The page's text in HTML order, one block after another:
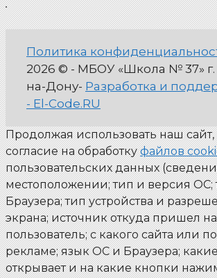
Политика
2026 © - МБОУ «Школа № 37» г.
на-Дону- Разработка и
- El-Code.RU
Продолжая использовать наш сайт,
согласие на обработкуфайлов
пользовательских данных
местоположении; тип и версия ОС;
Браузера; тип устройства и
экрана; источник откуда пришел
пользователь; с какого сайта или
рекламе; язык ОС и Браузера;
открывает и на какие кнопки